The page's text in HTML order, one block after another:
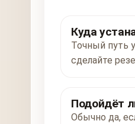
Куда
Точный путь
сделайте
Подойдёт
Обычно да,